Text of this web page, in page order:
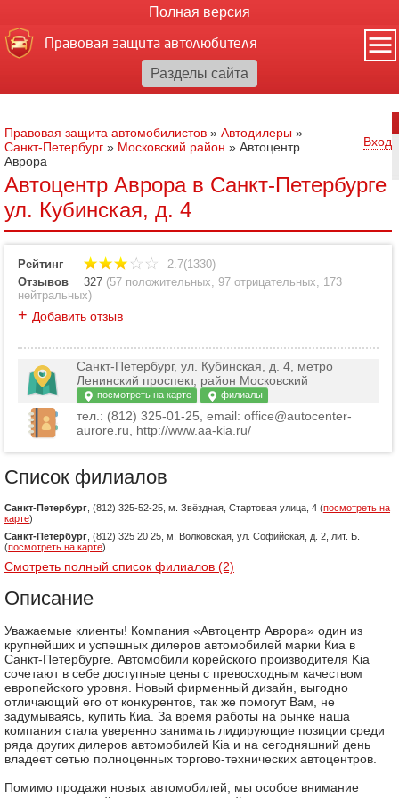
Полная версия
Правовая защита автолюбителя
Правовая защита автомобилистов » Автодилеры »
Санкт-Петербург » Московский район » Автоцентр
Аврора
Вход
Автоцентр Аврора в Санкт-Петербурге
ул. Кубинская, д. 4
Рейтинг
2.7(1330)
Отзывов
327 (57 положительных, 97 отрицательных, 173
нейтральных)
+ Добавить отзыв
Санкт-Петербург, ул. Кубинская, д. 4, метро
Ленинский проспект, район Московский
посмотреть на карте филиалы
тел.: (812) 325-01-25, email: office@autocenter-
aurore.ru, http://www.aa-kia.ru/
Список филиалов
Санкт-Петербург , (812) 325-52-25, м. Звёздная, Стартовая улица, 4 (посмотреть на
карте)
Санкт-Петербург , (812) 325 20 25, м. Волковская, ул. Софийская, д. 2, лит. Б.
(посмотреть на карте)
Смотреть полный список филиалов (2)
Описание
Уважаемые клиенты! Компания «Автоцентр Аврора» один из
крупнейших и успешных дилеров автомобилей марки Киа в
Санкт-Петербурге. Автомобили корейского производителя Kia
сочетают в себе доступные цены с превосходным качеством
европейского уровня. Новый фирменный дизайн, выгодно
отличающий его от конкурентов, так же помогут Вам, не
задумываясь, купить Киа. За время работы на рынке наша
компания стала уверенно занимать лидирующие позиции среди
ряда других дилеров автомобилей Kia и на сегодняшний день
владеет сетью полноценных торгово-технических автоцентров.
Помимо продажи новых автомобилей, мы особое внимание